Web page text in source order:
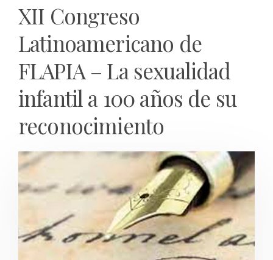
XII Congreso
Latinoamericano de
FLAPIA – La sexualidad
infantil a 100 años de su
reconocimiento